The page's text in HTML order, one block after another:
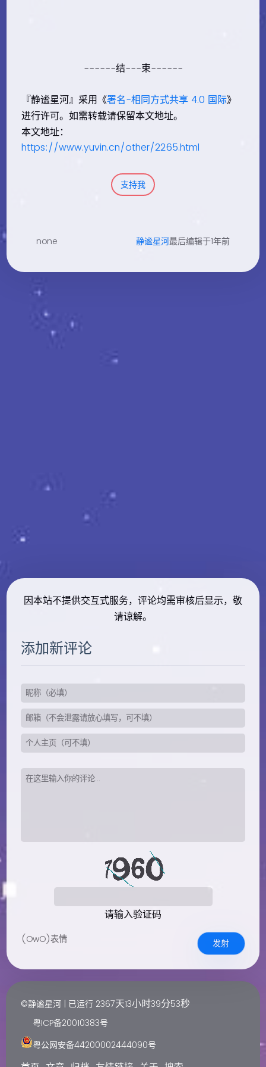
------结---束------
『静谧星河』采用《署名-相同方式共享 4.0 国际》
进行许可。如需转载请保留本文地址。
本文地址：
https://www.yuvin.cn/other/2265.html
支持我
none 静谧星河最后编辑于1年前
因本站不提供交互式服务，评论均需审核后显示，敬
请谅解。
添加新评论
请输入验证码
(OwO)表情 发射
©静谧星河 | 已运行 2367天13小时39分54秒
粤ICP备20010383号
粤公网安备44200002444090号